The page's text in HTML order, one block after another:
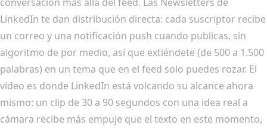
LinkedIn te dan distribución directa: cada suscriptor recibe
un correo y una notificación push cuando publicas, sin
algoritmo de por medio, así que extiéndete (de 500 a 1.500
palabras) en un tema que en el feed solo puedes rozar. El
vídeo es donde LinkedIn está volcando su alcance ahora
mismo: un clip de 30 a 90 segundos con una idea real a
cámara recibe más empuje que el texto en este momento,